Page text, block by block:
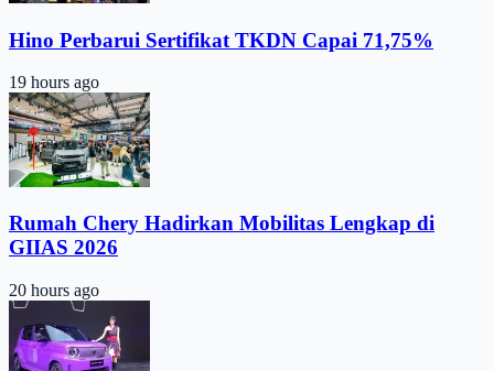
Hino Perbarui Sertifikat TKDN Capai 71,75%
19 hours ago
Rumah Chery Hadirkan Mobilitas Lengkap di
GIIAS 2026
20 hours ago